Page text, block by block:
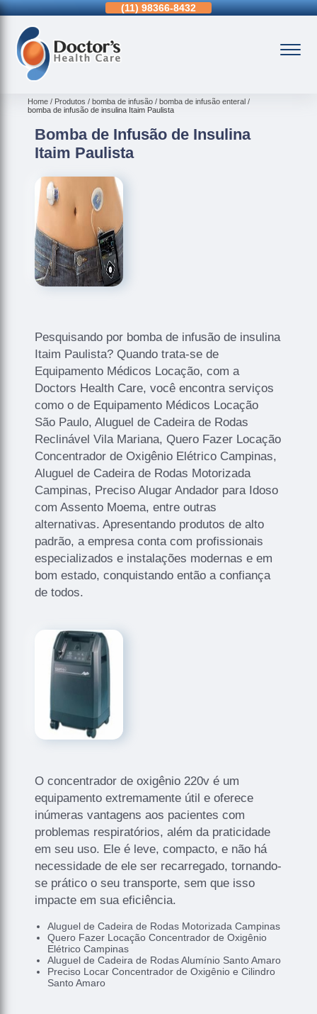
3963-0036 (11) 98366-8432 (15)3326-9334
Home Produtos bomba de infusão
bomba de infusão enteral
bomba de infusão de insulina Itaim Paulista
Bomba de Infusão de Insulina
Itaim Paulista
Pesquisando por bomba de infusão de insulina
Itaim Paulista? Quando trata-se de
Equipamento Médicos Locação, com a
Doctors Health Care, você encontra serviços
como o de Equipamento Médicos Locação
São Paulo, Aluguel de Cadeira de Rodas
Reclinável Vila Mariana, Quero Fazer Locação
Concentrador de Oxigênio Elétrico Campinas,
Aluguel de Cadeira de Rodas Motorizada
Campinas, Preciso Alugar Andador para Idoso
com Assento Moema, entre outras
alternativas. Apresentando produtos de alto
padrão, a empresa conta com profissionais
especializados e instalações modernas e em
bom estado, conquistando então a confiança
de todos.
O concentrador de oxigênio 220v é um
equipamento extremamente útil e oferece
inúmeras vantagens aos pacientes com
problemas respiratórios, além da praticidade
em seu uso. Ele é leve, compacto, e não há
necessidade de ele ser recarregado, tornando-
se prático o seu transporte, sem que isso
impacte em sua eficiência.
Aluguel de Cadeira de Rodas Motorizada Campinas
Quero Fazer Locação Concentrador de Oxigênio
Elétrico Campinas
Aluguel de Cadeira de Rodas Alumínio Santo Amaro
Preciso Locar Concentrador de Oxigênio e Cilindro
Santo Amaro